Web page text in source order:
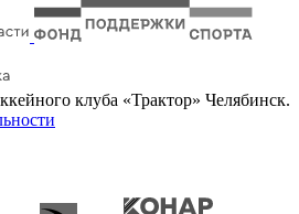
клуба «Трактор» Челябинск.